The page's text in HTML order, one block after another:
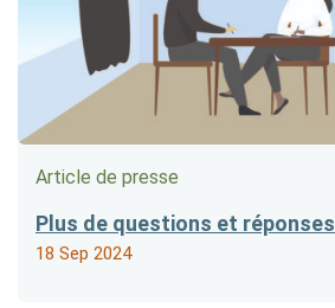
Article de presse
Plus de questions et réponses
18 Sep 2024